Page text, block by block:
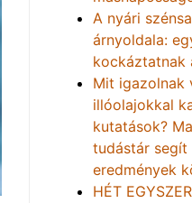
A nyári
árnyoldala:
kockáztatnak
Mit igazolnak
illóolajokkal
kutatások?
tudástár segít
eredmények
HÉT